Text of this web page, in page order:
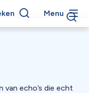
Menu
van echo’s die echt